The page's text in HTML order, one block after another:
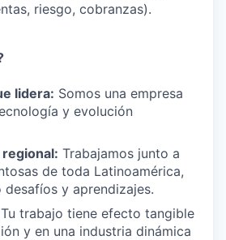
riesgo, cobranzas).
lidera: Somos una empresa
y evolución
Trabajamos junto a
de toda Latinoamérica,
y aprendizajes.
trabajo tiene efecto tangible
y en una industria dinámica